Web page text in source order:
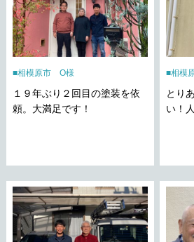
相模原市 O様
１９年ぶり２回目の塗装を依
頼。大満足です！
相模
とり
い！